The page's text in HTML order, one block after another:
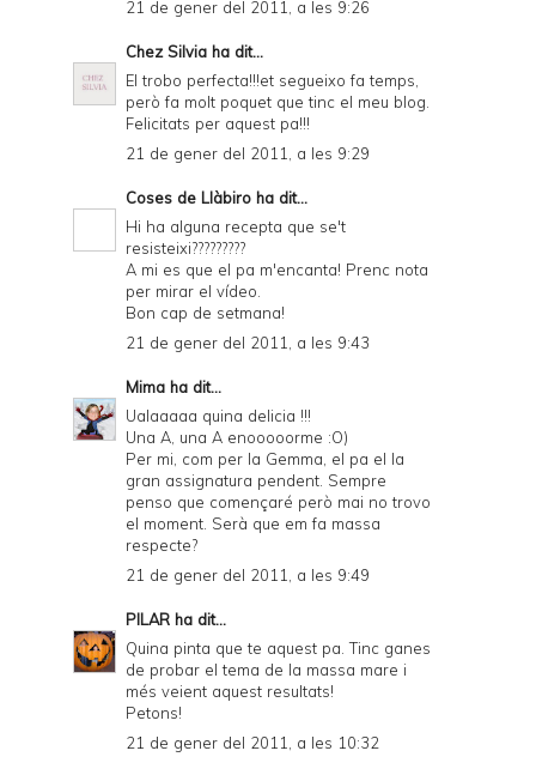
21 de gener del 2011, a les 9:26
Chez Silvia ha dit...
El trobo perfecta!!!et segueixo fa temps,
però fa molt poquet que tinc el meu blog.
Felicitats per aquest pa!!!
21 de gener del 2011, a les 9:29
Coses de Llàbiro ha dit...
Hi ha alguna recepta que se't
resisteixi?????????
A mi es que el pa m'encanta! Prenc nota
per mirar el vídeo.
Bon cap de setmana!
21 de gener del 2011, a les 9:43
Mima ha dit...
Ualaaaaa quina delicia !!!
Una A, una A enooooorme :O)
Per mi, com per la Gemma, el pa el la
gran assignatura pendent. Sempre
penso que començaré però mai no trovo
el moment. Serà que em fa massa
respecte?
21 de gener del 2011, a les 9:49
PILAR ha dit...
Quina pinta que te aquest pa. Tinc ganes
de probar el tema de la massa mare i
més veient aquest resultats!
Petons!
21 de gener del 2011, a les 10:32